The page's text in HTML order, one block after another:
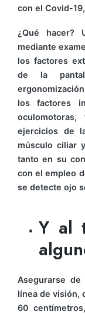
con el Covid-
¿Qué hacer?
mediante
los factores
de la
los factores
ejercicios de
músculo ciliar
tanto en su
con el empleo
se detecte ojo
Y al
Asegurarse
línea de visión,
60